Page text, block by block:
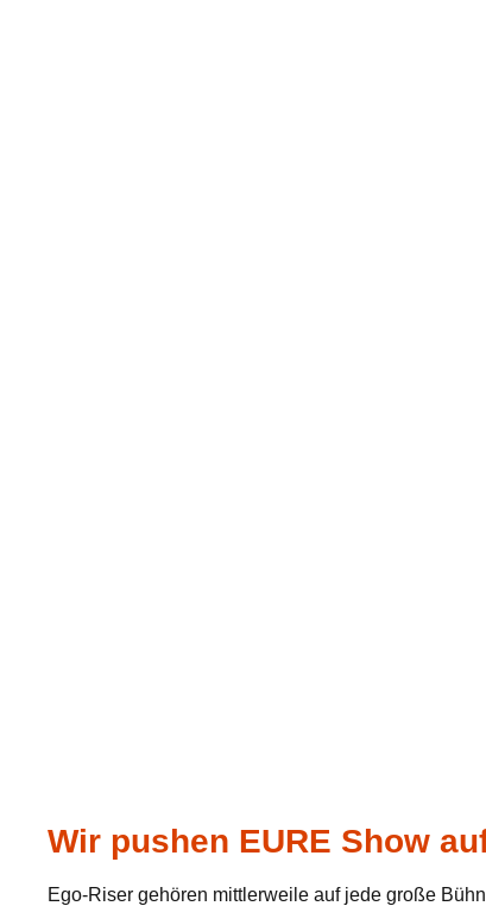
Wir pushen EURE Show
Ego-Riser gehören mittlerweile auf jede große